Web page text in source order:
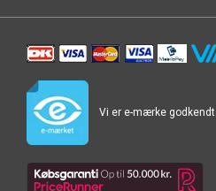
Vi er e-mærke godkendt